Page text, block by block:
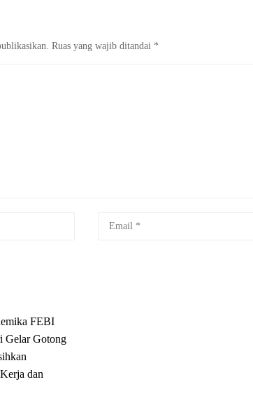
Ruas yang wajib ditandai *
FEBI
Gelar Gotong
dan